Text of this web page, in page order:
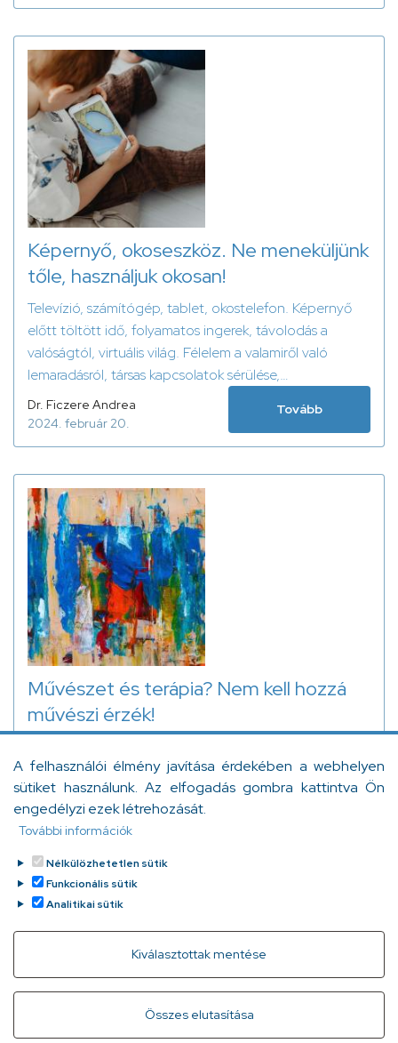
A felhasználói élmény javítása érdekében a webhelyen
sütiket használunk. Az elfogadás gombra kattintva Ön
engedélyzi ezek létrehozását.
További információk
Nélkülözhetetlen sütik
Funkcionális sütik
Analitikai sütik
Kiválasztottak mentése
Összes elutasítása
Withdraw consent
Képernyő, okoseszköz. Ne meneküljünk
tőle, használjuk okosan!
Televízió, számítógép, tablet, okostelefon. Képernyő
előtt töltött idő, folyamatos ingerek, távolodás a
valóságtól, virtuális világ. Félelem a valamiről való
lemaradásról, társas kapcsolatok sérülése,
beszédkészség és nyelvhelyesség romlása, pszichés és
szomatikus tünetek megszaporodása, szülői szorongás
étteremben / közlekedési eszközön ülő nagyobbacska
gyermek ölében tablet. Járdán, autóban, étteremben,
fitness teremben, akárhol – a telefonjára figyelő felnőtt.
Ismerős?
Dr. Ficzere Andrea
2024. február 20.
Tovább
Művészet és terápia? Nem kell hozzá
művészi érzék!
ismertségnek örvend. A terápiás megközelítés célja,
hogy művészet, alkotás útján segítsen a terápiába
járóknak az érzelmeik feldolgozásában, elfojtott
emlékek és összefüggések felszínre kerülésében.
2023. október 25.
Gyorslinkek
Adatvédelem Kapcsolat